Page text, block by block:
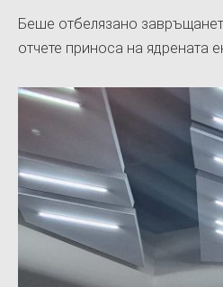
Беше отбелязано
отчете приноса на ядрената